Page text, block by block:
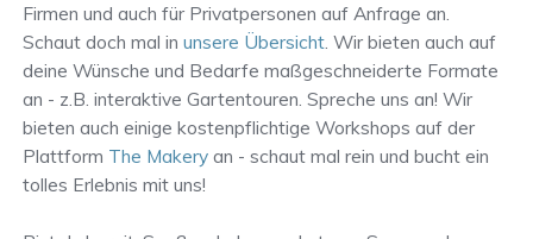
Firmen und auch für Privatpersonen auf Anfrage an.
Schaut doch mal in unsere Übersicht. Wir bieten auch auf
deine Wünsche und Bedarfe maßgeschneiderte Formate
an - z.B. interaktive Gartentouren. Spreche uns an! Wir
bieten auch einige kostenpflichtige Workshops auf der
Plattform The Makeryan - schaut mal rein und bucht ein
tolles Erlebnis mit uns!